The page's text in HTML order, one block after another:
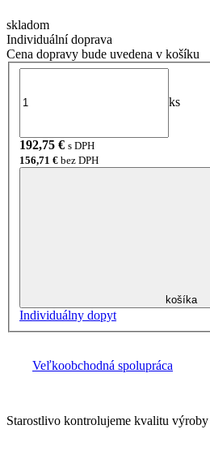
skladom
Individuální doprava
Cena dopravy bude uvedena v košíku
ks
192,75 € s DPH
156,71 € bez DPH
košíka
Individuálny dopyt
Veľkoobchodná spolupráca
Starostlivo kontrolujeme kvalitu výroby